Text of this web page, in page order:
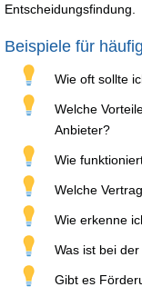
Entscheidungsfindung.
Beispiele für
Wie oft sollte
Welche
Anbieter?
Wie
Welche
Wie erkenne
Was ist bei
Gibt es